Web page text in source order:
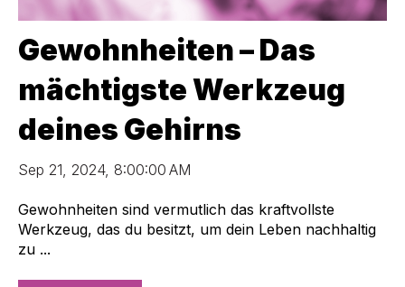
Gewohnheiten – Das
mächtigste Werkzeug
deines Gehirns
Sep 21, 2024, 8:00:00 AM
Gewohnheiten sind vermutlich das kraftvollste
Werkzeug, das du besitzt, um dein Leben nachhaltig
zu ...